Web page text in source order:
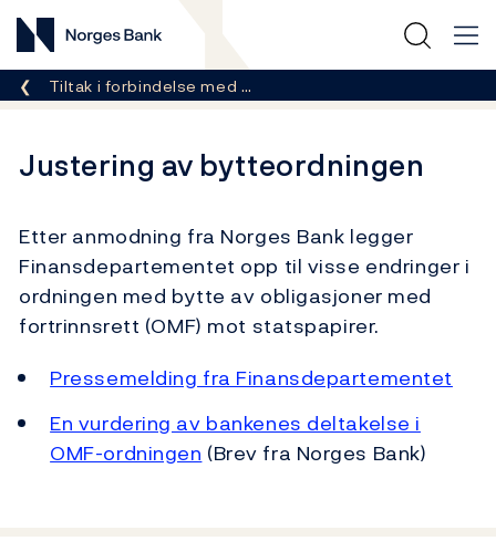
Norges Bank
Her er du nå:
Tiltak i forbindelse med …
Justering av bytteordningen
Etter anmodning fra Norges Bank legger
Finansdepartementet opp til visse endringer i
ordningen med bytte av obligasjoner med
fortrinnsrett (OMF) mot statspapirer.
Pressemelding fra Finansdepartementet
En vurdering av bankenes deltakelse i
OMF-ordningen (Brev fra Norges Bank)